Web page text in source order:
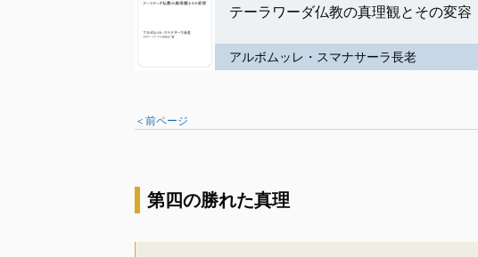
テーラワーダ仏教の真理観とその変容
アルボムッレ・スマナサーラ長老
＜前ページ
第四の勝れた真理